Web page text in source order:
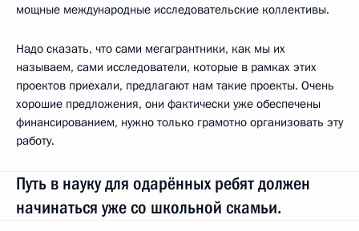
мощные международные исследовательские коллективы.
Надо сказать, что сами мегагрантники, как мы их
называем, сами исследователи, которые в рамках этих
проектов приехали, предлагают нам такие проекты. Очень
хорошие предложения, они фактически уже обеспечены
финансированием, нужно только грамотно организовать эту
работу.
Путь в науку для одарённых ребят должен
начинаться уже со школьной скамьи.